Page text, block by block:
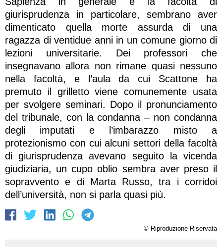
giurisprudenza in particolare, sembrano aver
dimenticato quella morte assurda di una
ragazza di ventidue anni in un comune giorno di
lezioni universitarie. Dei professori che
insegnavano allora non rimane quasi nessuno
nella facoltà, e l’aula da cui Scattone ha
premuto il grilletto viene comunemente usata
per svolgere seminari. Dopo il pronunciamento
del tribunale, con la condanna – non condanna
degli imputati e l’imbarazzo misto a
protezionismo con cui alcuni settori della facoltà
di giurisprudenza avevano seguito la vicenda
giudiziaria, un cupo oblio sembra aver preso il
sopravvento e di Marta Russo, tra i corridoi
dell’università, non si parla quasi più.
© Riproduzione Riservata